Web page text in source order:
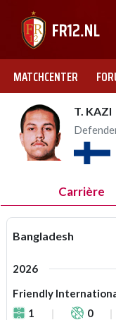
MATCHCENTER
T. KAZI
Carrière
Bangladesh
2026
Friendly
1
0